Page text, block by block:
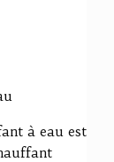
à eau est